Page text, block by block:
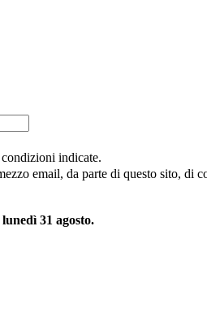
indicate.
email, da parte di questo sito,
31 agosto.